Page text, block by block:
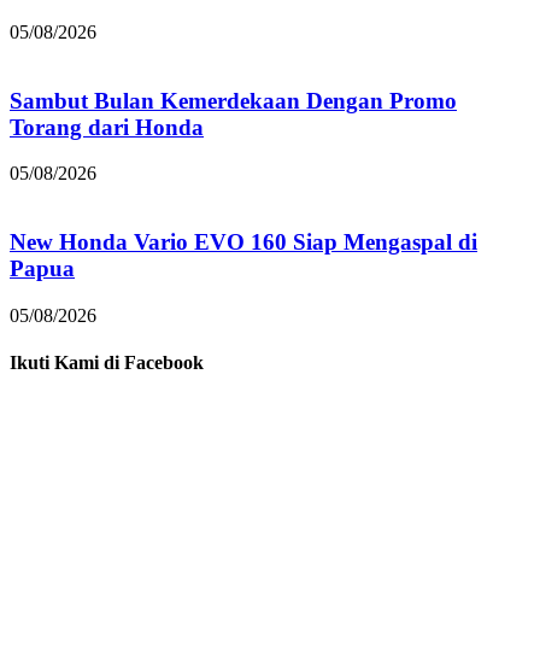
05/08/2026
Sambut Bulan Kemerdekaan Dengan Promo
Torang dari Honda
05/08/2026
New Honda Vario EVO 160 Siap Mengaspal di
Papua
05/08/2026
Ikuti Kami di Facebook